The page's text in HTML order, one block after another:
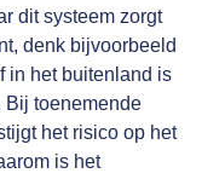
dit systeem zorgt
denk bijvoorbeeld
in het buitenland is
Bij toenemende
het risico op het
is het